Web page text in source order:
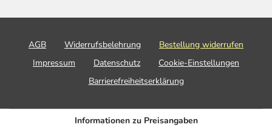
AGB Widerrufsbelehrung
Bestellung widerrufen
Impressum
Datenschutz
Cookie-Einstellungen
Barrierefreiheitserklärung
Informationen zu Preisangaben